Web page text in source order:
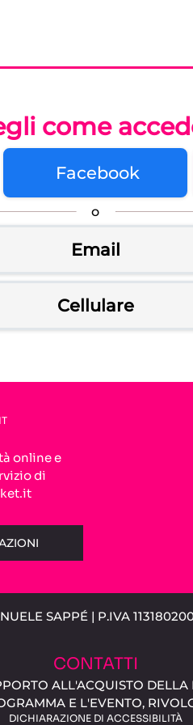
come
Facebook
o
Email
Cellulare
online e
di
SAPPÉ | P.IVA
CONTATTI
ALL'ACQUISTO DELLA
E L'EVENTO,
DICHIARAZIONE DI ACCESSIBILITÀ